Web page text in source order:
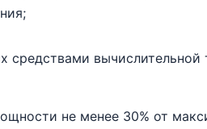
не менее 30% от